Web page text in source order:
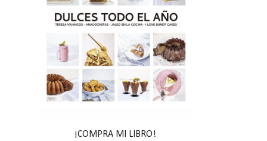
¡COMPRA MI LIBRO!